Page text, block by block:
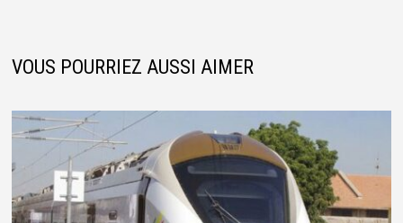
VOUS POURRIEZ AUSSI AIMER